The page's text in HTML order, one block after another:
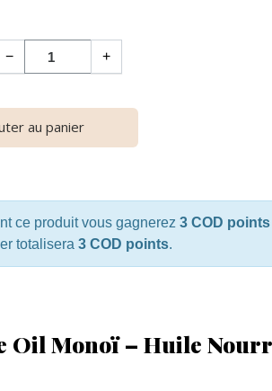
− +
au panier
ce produit vous gagnerez 3 COD points
totalisera 3 COD points.
Oil Monoï – Huile